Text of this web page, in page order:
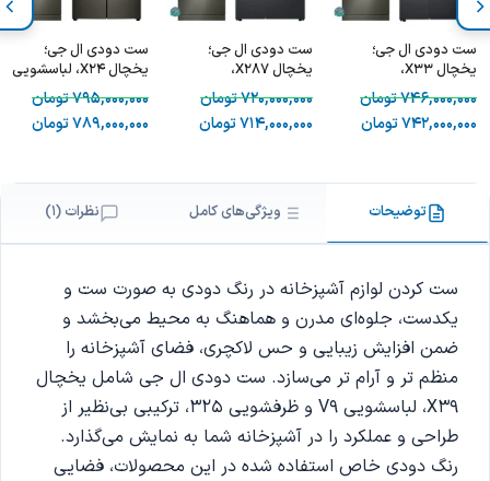
ست دودی ال جی؛
یخچال X33،
لباسشویی V9 و
ظرفشویی 325
746,000,000تومان
742,000,000تومان
ست دودی ال جی؛
یخچال X287،
لباسشویی V9 و
ظرفشویی 325
720,000,000تومان
714,000,000تومان
ست دودی ال جی؛
یخچال X24، لباسشویی
795,000,000تومان
789,000,000تومان
توضیحات ویژگی‌های کامل نظرات (1)
ست کردن لوازم آشپزخانه در رنگ دودی به صورت ست و
یکدست، جلوه‌ای مدرن و هماهنگ به محیط می‌بخشد و
ضمن افزایش زیبایی و حس لاکچری، فضای آشپزخانه را
منظم تر و آرام تر می‌سازد. ست دودی ال جی شامل یخچال
X39، لباسشویی V9 و ظرفشویی 325، ترکیبی بی‌نظیر از
طراحی و عملکرد را در آشپزخانه شما به نمایش می‌گذارد.
رنگ دودی خاص استفاده شده در این محصولات، فضایی